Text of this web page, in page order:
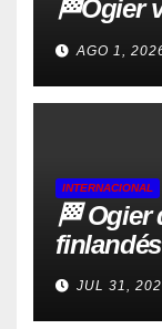
🏁Ogier
AGO 1,
INTERNACIONAL
🏁 Ogier
JUL 31,